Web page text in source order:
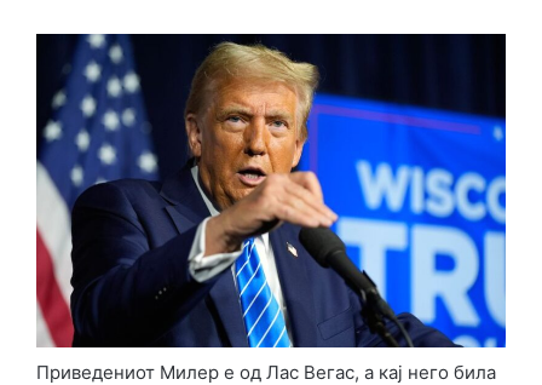
Приведениот Милер е од Лас Вегас, а кај него била